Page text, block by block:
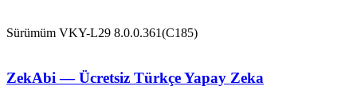
Sürümüm VKY-L29 8.0.0.361(C185)
ZekAbi — Ücretsiz Türkçe Yapay Zeka